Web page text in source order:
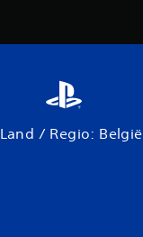
Land / Regio: België